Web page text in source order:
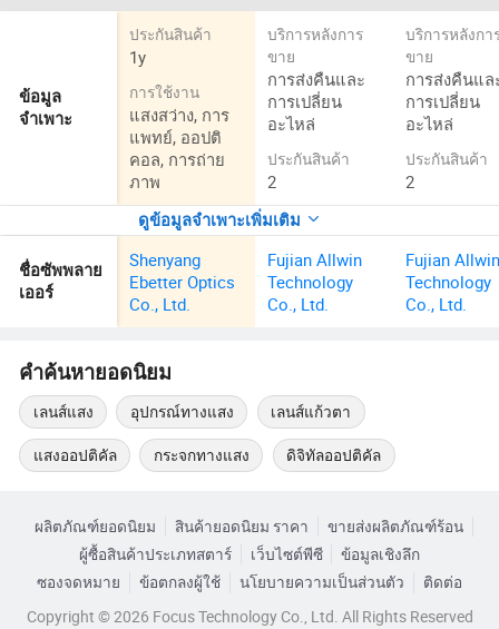
ข้อมูล
จำเพาะ
ประกันสินค้า
1y
การใช้งาน
แสงสว่าง, การ
แพทย์, ออปติ
คอล, การถ่าย
ภาพ
บริการหลังการ
ขาย
การส่งคืนและ
การเปลี่ยน
อะไหล่
ประกันสินค้า
2
บริการหลังกา
ขาย
การส่งคืนแล
การเปลี่ยน
อะไหล่
ประกันสินค้า
2
ดูข้อมูลจำเพาะเพิ่มเติม
ชื่อซัพพลาย
เออร์
Shenyang
Ebetter Optics
Co., Ltd.
Fujian Allwin
Technology
Co., Ltd.
Fujian
Technology
Co., Ltd.
คำค้นหายอดนิยม
เลนส์แสง อุปกรณ์ทางแสง เลนส์แก้วตา
แสงออปติคัล กระจกทางแสง ดิจิทัลออปติคัล
ผลิตภัณฑ์ยอดนิยม สินค้ายอดนิยม ราคา
ขายส่งผลิตภัณฑ์ร้อน
ผู้ซื้อสินค้าประเภทสตาร์
เว็บไซต์พีซี
ข้อมูลเชิงลึก
ซองจดหมาย
ข้อตกลงผู้ใช้ นโยบายความเป็นส่วนตัว
ติดต่อ
Copyright © 2026 Focus Technology Co., Ltd. All Rights Reserved